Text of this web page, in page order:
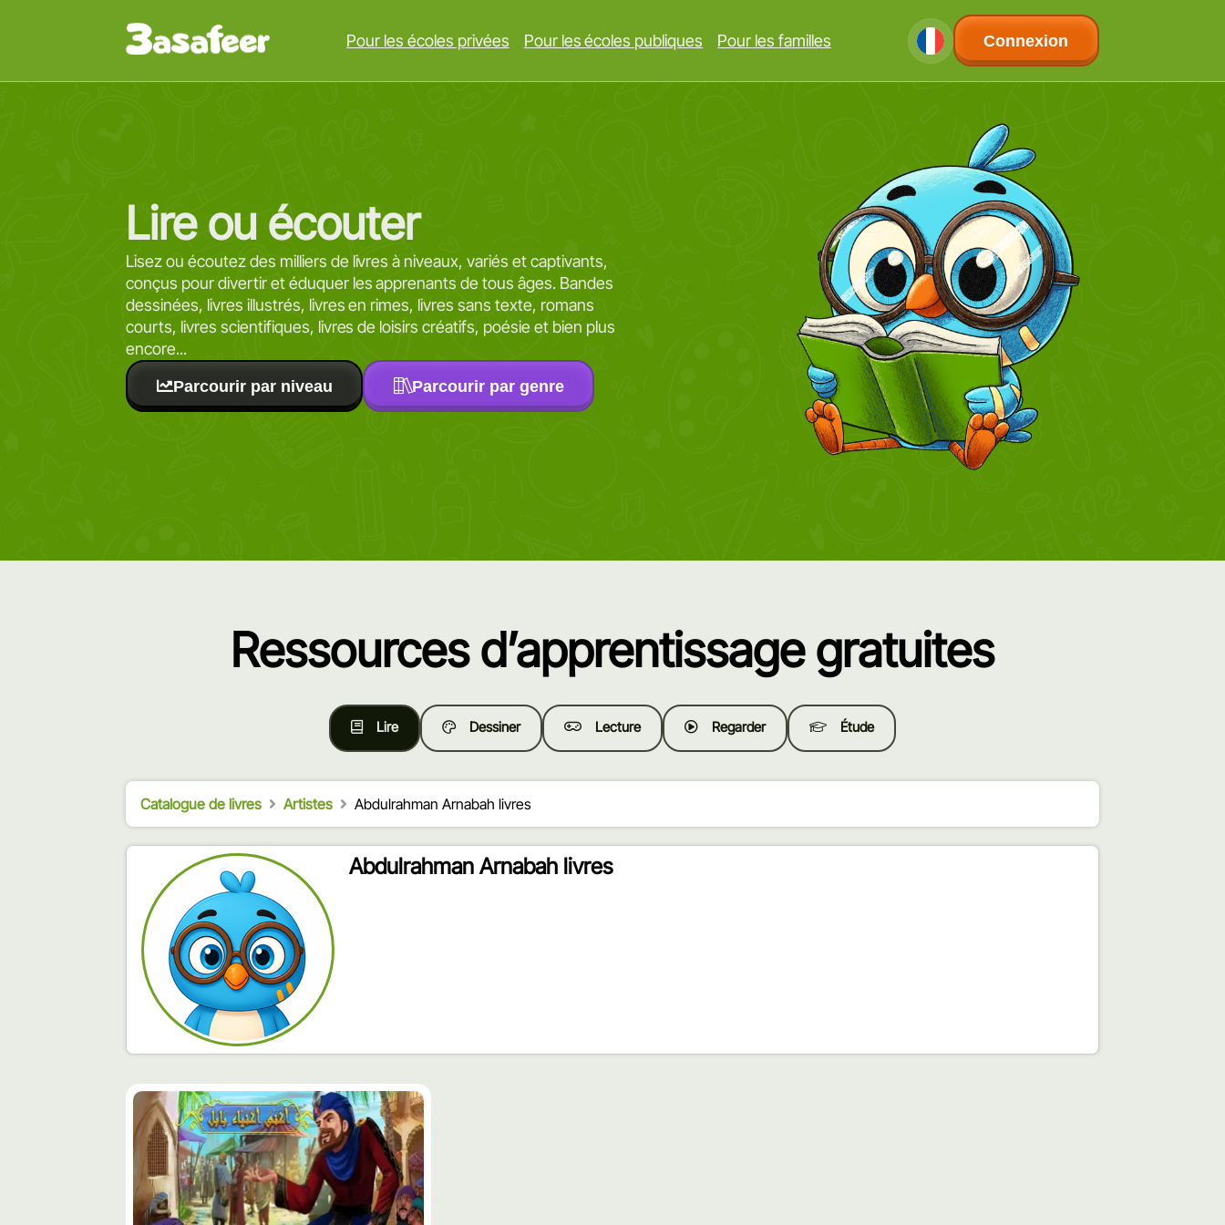
Pour les écoles privées Pour les écoles publiques Pour les familles Connexion
Lire ou écouter
Lisez ou écoutez des milliers de livres à niveaux, variés et captivants,
conçus pour divertir et éduquer les apprenants de tous âges. Bandes
dessinées, livres illustrés, livres en rimes, livres sans texte, romans
courts, livres scientifiques, livres de loisirs créatifs, poésie et bien plus
encore...
Parcourir par niveau Parcourir par genre
Ressources d’apprentissage gratuites
Lire Dessiner Lecture Regarder Étude
Catalogue de livres Artistes Abdulrahman Arnabah livres
Abdulrahman Arnabah livres
محتوى
مميّز